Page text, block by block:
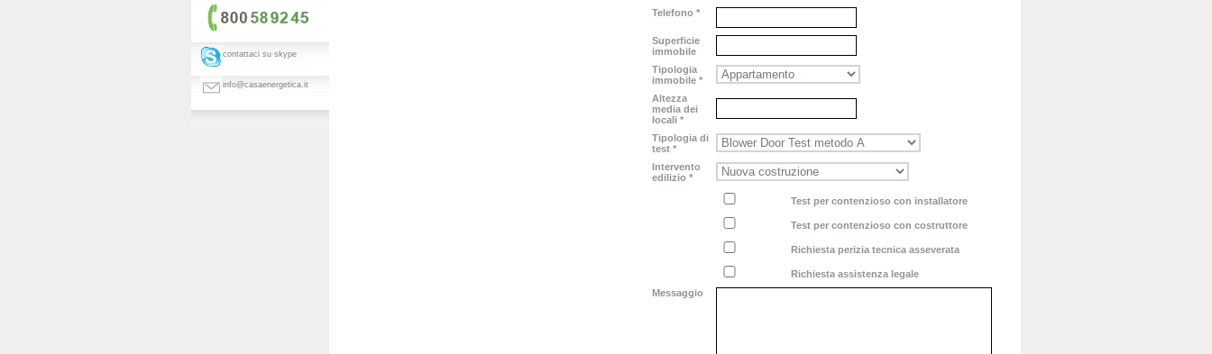
contattaci su skype
info@casaenergetica.it
Telefono *
Superficie
immobile
Tipologia
immobile *
Altezza
media dei
locali *
Tipologia di
test *
Intervento
edilizio *
Test per contenzioso con installatore
Test per contenzioso con costruttore
Richiesta perizia tecnica asseverata
Richiesta assistenza legale
Messaggio